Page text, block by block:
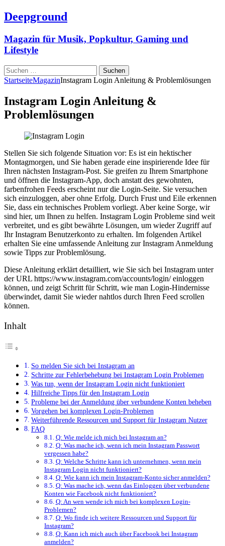
Deepground
Magazin für Musik, Popkultur, Gaming und
Lifestyle
Suchen
nach:
StartseiteMagazinInstagram Login Anleitung & Problemlösungen
Instagram Login Anleitung &
Problemlösungen
Stellen Sie sich folgende Situation vor: Es ist ein hektischer
Montagmorgen, und Sie haben gerade eine inspirierende Idee für
Ihren nächsten Instagram-Post. Sie greifen zu Ihrem Smartphone
und öffnen die Instagram-App, doch anstatt des gewohnten,
farbenfrohen Feeds erscheint nur die Login-Seite. Sie versuchen
sich einzuloggen, aber ohne Erfolg. Durch Frust und Eile erkennen
Sie, dass ein technisches Problem vorliegt. Aber keine Sorge, wir
sind hier, um Ihnen zu helfen. Instagram Login Probleme sind weit
verbreitet, und es gibt bewährte Lösungen, um wieder Zugriff auf
Ihr Instagram Benutzerkonto zu erhalten. Im folgenden Artikel
erhalten Sie eine umfassende Anleitung zur Instagram Anmeldung
sowie Tipps zur Problemlösung.
Diese Anleitung erklärt detailliert, wie Sie sich bei Instagram unter
der URL https://www.instagram.com/accounts/login/ einloggen
können, und zeigt Schritt für Schritt, wie man Login-Hindernisse
überwindet, damit Sie wieder nahtlos durch Ihren Feed scrollen
können.
Inhalt
So melden Sie sich bei Instagram an
Schritte zur Fehlerbehebung bei Instagram Login Problemen
Was tun, wenn der Instagram Login nicht funktioniert
Hilfreiche Tipps für den Instagram Login
Probleme bei der Anmeldung über verbundene Konten beheben
Vorgehen bei komplexen Login-Problemen
Weiterführende Ressourcen und Support für Instagram Nutzer
FAQ
Q: Wie melde ich mich bei Instagram an?
Q: Was mache ich, wenn ich mein Instagram Passwort
vergessen habe?
Q: Welche Schritte kann ich unternehmen, wenn mein
Instagram Login nicht funktioniert?
Q: Wie kann ich mein Instagram-Konto sicher anmelden?
Q: Was mache ich, wenn das Einloggen über verbundene
Konten wie Facebook nicht funktioniert?
Q: An wen wende ich mich bei komplexen Login-
Problemen?
Q: Wo finde ich weitere Ressourcen und Support für
Instagram?
Q: Kann ich mich auch über Facebook bei Instagram
anmelden?